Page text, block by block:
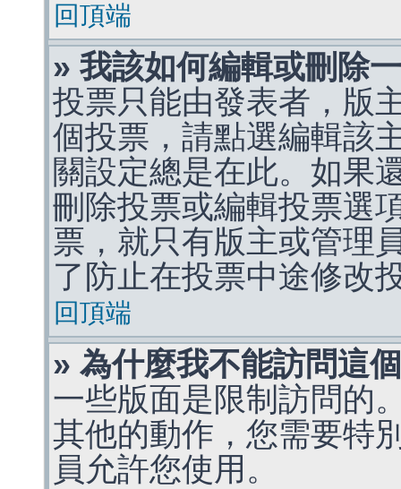
回頂端
» 我該如何編輯或刪除
投票只能由發表者，版
個投票，請點選編輯該
關設定總是在此。如果
刪除投票或編輯投票選
票，就只有版主或管理
了防止在投票中途修改
回頂端
» 為什麼我不能訪問這
一些版面是限制訪問的
其他的動作，您需要特
員允許您使用。